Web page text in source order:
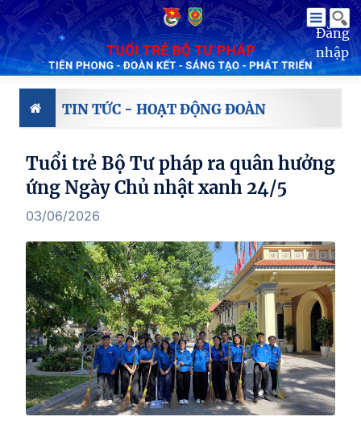
Đăng
nhập
TIN TỨC - HOẠT ĐỘNG ĐOÀN
Tuổi trẻ Bộ Tư pháp ra quân hưởng
ứng Ngày Chủ nhật xanh 24/5
03/06/2026